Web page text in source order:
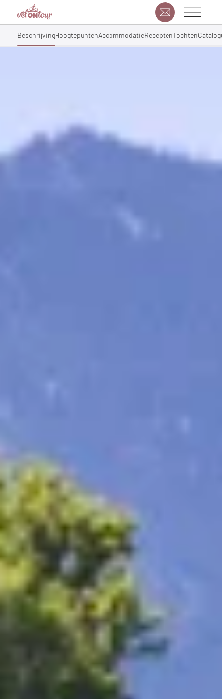
BeschrijvingHoogtepuntenAccommodatieReceptenTochten